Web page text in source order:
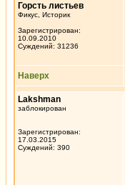
Горсть листьев
Фикус, Историк
Зарегистрирован:
10.09.2010
Суждений: 31236
Наверх
Lakshman
заблокирован
Зарегистрирован:
17.03.2015
Суждений: 390